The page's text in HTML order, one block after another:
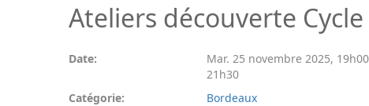
Ateliers découverte
Date: Mar. 25 novembre 2025, 19h00
21h30
Catégorie:
Bordeaux